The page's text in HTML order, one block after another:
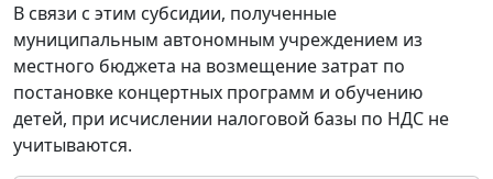
В связи с этим субсидии, полученные
муниципальным автономным учреждением из
местного бюджета на возмещение затрат по
постановке концертных программ и обучению
детей, при исчислении налоговой базы по НДС не
учитываются.